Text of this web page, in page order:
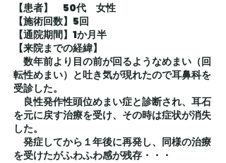
【患者】 50代 女性
【施術回数】5回
【通院期間】1か月半
​【来院までの経緯】
数年前より目の前が回るようなめまい（回
転性めまい）と吐き気が現れたので耳鼻科を
受診した。
良性発作性頭位めまい症と診断され、耳石
を元に戻す治療を受け、その時は症状が消失
した。
発症してから１年後に再発し、同様の治療
を受けたがふわふわ感が残存・・・